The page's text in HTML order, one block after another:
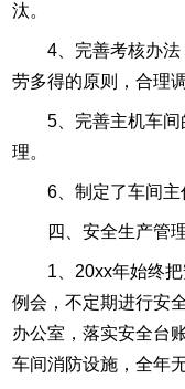
汰。
4、完善考核办
劳多得的原则，合理
5、完善主机车
理。
6、制定了车间主
四、安全生产管
1、20xx年始终
例会，不定期进行安
办公室，落实安全台
车间消防设施，全年